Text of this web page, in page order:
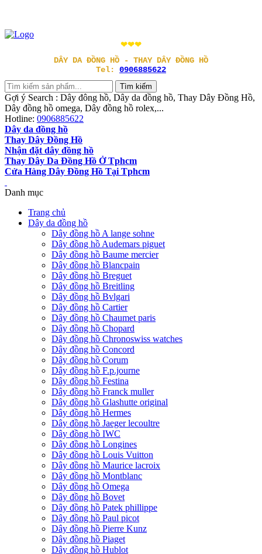
❤❤❤
DÂY DA ĐỒNG HỒ - THAY DÂY ĐỒNG HỒ
Tel: 0906885622
Gợi ý Search : Dây đông hồ, Dây da đồng hồ, Thay Dây Đồng Hồ,
Dây đồng hồ omega, Dây đồng hồ rolex,...
Hotline: 0906885622
Dây da đồng hồ
Thay Dây Đồng Hồ
Nhận đặt dây đồng hồ
Thay Dây Da Đồng Hồ Ở Tphcm
Cửa Hàng Dây Đồng Hồ Tại Tphcm
Danh mục
Trang chủ
Dây da đồng hồ
Dây đồng hồ A lange sohne
Dây đồng hồ Audemars piguet
Dây đồng hồ Baume mercier
Dây đồng hồ Blancpain
Dây đồng hồ Breguet
Dây đồng hồ Breitling
Dây đồng hồ Bvlgari
Dây đồng hồ Cartier
Dây đồng hồ Chaumet paris
Dây đồng hồ Chopard
Dây đồng hồ Chronoswiss watches
Dây đồng hồ Concord
Dây đồng hồ Corum
Dây đồng hồ F.p.journe
Dây đồng hồ Festina
Dây đồng hồ Franck muller
Dây đồng hồ Glashutte original
Dây đồng hồ Hermes
Dây đồng hồ Jaeger lecoultre
Dây đồng hồ IWC
Dây đồng hồ Longines
Dây đồng hồ Louis Vuitton
Dây đồng hồ Maurice lacroix
Dây đồng hồ Montblanc
Dây đồng hồ Omega
Dây đồng hồ Bovet
Dây đồng hồ Patek phillippe
Dây đồng hồ Paul picot
Dây đồng hồ Pierre Kunz
Dây đồng hồ Piaget
Dây đồng hồ Hublot